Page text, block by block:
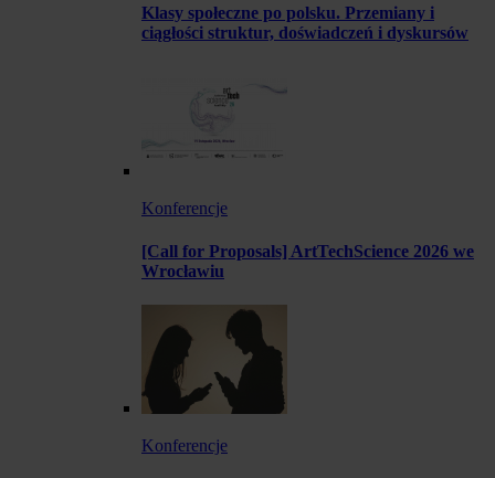
Klasy społeczne po polsku. Przemiany i
ciągłości struktur, doświadczeń i dyskursów
Konferencje
[Call for Proposals] ArtTechScience 2026 we
Wrocławiu
Konferencje